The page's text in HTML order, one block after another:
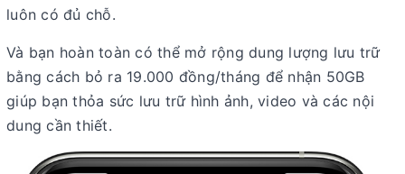
luôn có đủ chỗ.
Và bạn hoàn toàn có thể mở rộng dung lượng lưu trữ
bằng cách bỏ ra 19.000 đồng/tháng để nhận 50GB
giúp bạn thỏa sức lưu trữ hình ảnh, video và các nội
dung cần thiết.